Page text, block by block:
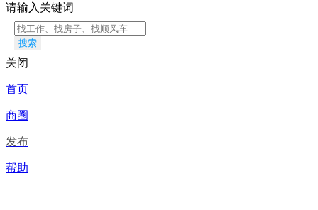
请输入关键词
搜索
关闭
首页
商圈
发布
帮助